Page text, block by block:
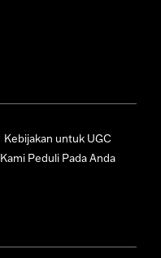
Kebijakan untuk UGC
Kami Peduli Pada Anda